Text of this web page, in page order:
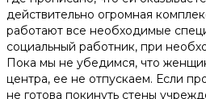
действительно огромная
работают все необходимые
социальный работник, при
Пока мы не убедимся, что
центра, ее не отпускаем. Если
не готова покинуть стены